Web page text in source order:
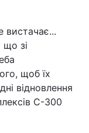
вистачає...
що зі
щоб їх
відновлення
С-300